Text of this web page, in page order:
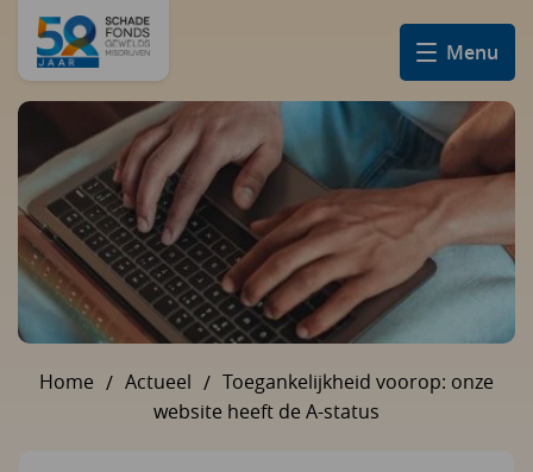
Menu
U bent hier:
Home Actueel
Toegankelijkheid voorop: onze
website heeft de A-status